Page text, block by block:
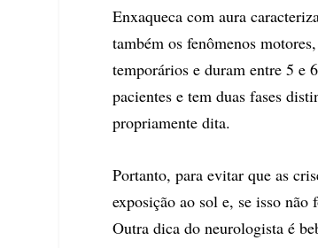
Enxaqueca com aura
também os fenômenos
temporários e duram entre 5 e
pacientes e tem duas fases
propriamente dita.
Portanto, para evitar que as
exposição ao sol e, se isso
Outra dica do neurologista é